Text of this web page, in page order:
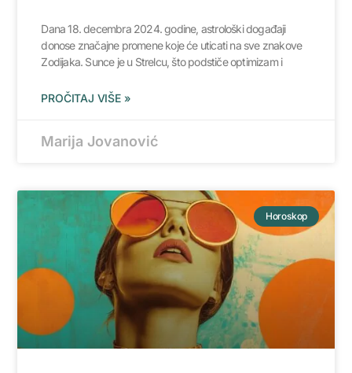
Dana 18. decembra 2024. godine, astrološki događaji
donose značajne promene koje će uticati na sve znakove
Zodijaka. Sunce je u Strelcu, što podstiče optimizam i
PROČITAJ VIŠE »
Marija Jovanović
Horoskop